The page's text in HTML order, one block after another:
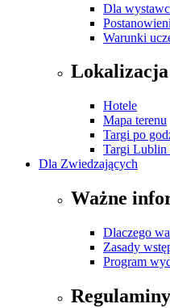
Dla
Warunki
Hotele
Mapa terenu
Targi po
Targi Lublin
Dla Zwiedzających
Ważne
Dlaczego
Zasady
Program
Regulaminy